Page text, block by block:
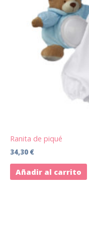
Ranita de piqué
34,30 €
Añadir al carrito